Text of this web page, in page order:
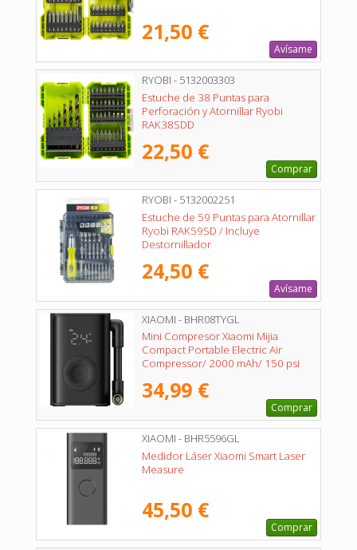
21,50 €
Avísame
RYOBI - 5132003303
Estuche de 38 Puntas para
Perforación y Atornillar Ryobi
RAK38SDD
22,50 €
Comprar
RYOBI - 5132002251
Estuche de 59 Puntas para Atornillar
Ryobi RAK59SD / Incluye
Destornillador
24,50 €
Avísame
XIAOMI - BHR08TYGL
Mini Compresor Xiaomi Mijia
Compact Portable Electric Air
Compressor/ 2000 mAh/ 150 psi
34,99 €
Comprar
XIAOMI - BHR5596GL
Medidor Láser Xiaomi Smart Laser
Measure
45,50 €
Comprar